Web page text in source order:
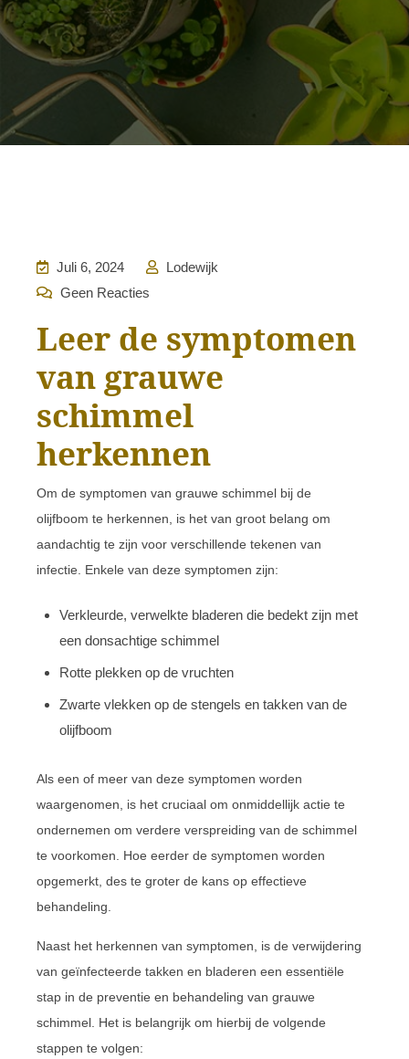
Juli 6, 2024
Lodewijk
Geen Reacties
Leer de symptomen
van grauwe
schimmel
herkennen
Om de symptomen van grauwe schimmel bij de
olijfboom te herkennen, is het van groot belang om
aandachtig te zijn voor verschillende tekenen van
infectie. Enkele van deze symptomen zijn:
Verkleurde, verwelkte bladeren die bedekt zijn met
een donsachtige schimmel
Rotte plekken op de vruchten
Zwarte vlekken op de stengels en takken van de
olijfboom
Als een of meer van deze symptomen worden
waargenomen, is het cruciaal om onmiddellijk actie te
ondernemen om verdere verspreiding van de schimmel
te voorkomen. Hoe eerder de symptomen worden
opgemerkt, des te groter de kans op effectieve
behandeling.
Naast het herkennen van symptomen, is de verwijdering
van geïnfecteerde takken en bladeren een essentiële
stap in de preventie en behandeling van grauwe
schimmel. Het is belangrijk om hierbij de volgende
stappen te volgen: